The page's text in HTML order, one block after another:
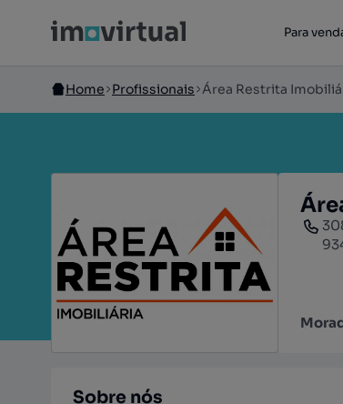
Para
Home Profissionais Área Restrita
Sobre nós